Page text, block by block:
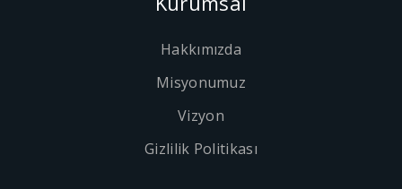
Hakkımızda
Misyonumuz
Vizyon
Gizlilik Politikası